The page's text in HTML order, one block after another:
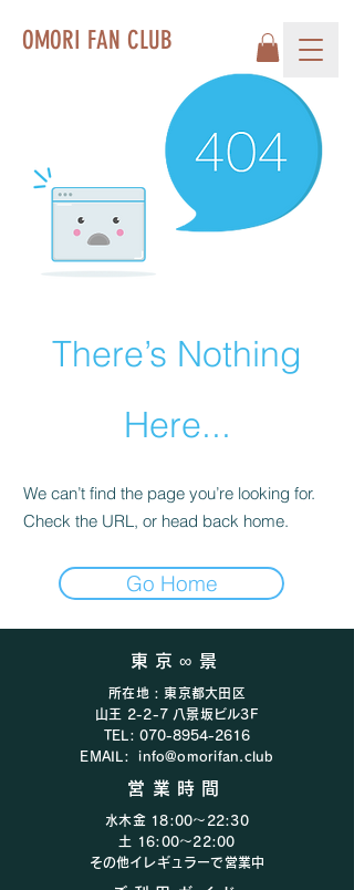
OMORI FAN CLUB
There’s Nothing
Here...
We can’t find the page you’re looking for.
Check the URL, or head back home.
Go Home
東京∞景
所在地 : 東京都大田区
山王 2-2-7 八景坂ビル3F
TEL:070-8954-2616
EMAIL: info@omorifan.club
営業時間
水木金 18:00〜22:30
​​土 16:00〜22:00​
​その他イレギュラーで営業中